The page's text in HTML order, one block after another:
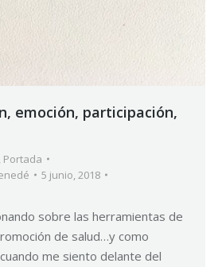
emoción, participación,
, Portada
5 junio, 2018
sobre las herramientas de
de salud…y como
me siento delante del